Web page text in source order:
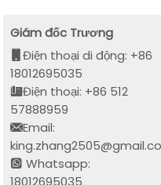
Giám đốc Trương
Điện thoại di động: +86
18012695035
Điện thoại: +86 512
57888959
Email:
Whatsapp:
18012695035